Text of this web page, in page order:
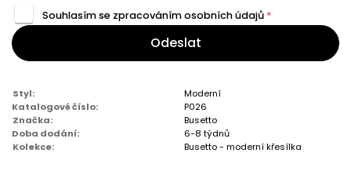
Souhlasím se zpracovánímosobních údajů *
Odeslat
Styl:
Moderní
Katalogové číslo:
P026
Značka:
Busetto
Doba dodání:
6-8 týdnů
Kolekce:
Busetto - moderní křesílka